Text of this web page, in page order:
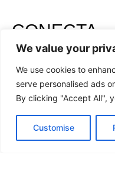
We value your
We use cookies to
serve personalised ads
By clicking "Accept All",
Customise
CONECTA
CON